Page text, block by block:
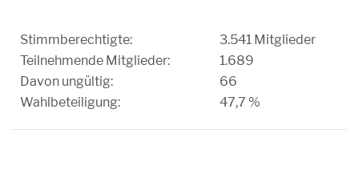
Stimmberechtigte:
Teilnehmende Mitglieder:
Davon ungültig:
Wahlbeteiligung:
3.541 Mitglieder
1.689
66
47,7 %